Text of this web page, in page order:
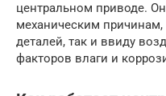
центральном приводе.
механическим
деталей, так и ввиду
факторов влаги и